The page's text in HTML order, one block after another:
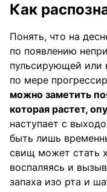
Как
Понять, что на
по появлению
пульсирующей
по мере
можно заметить
которая растет,
наступает с
быть лишь
свищ может стать
воспаляясь и
запаха изо рта и